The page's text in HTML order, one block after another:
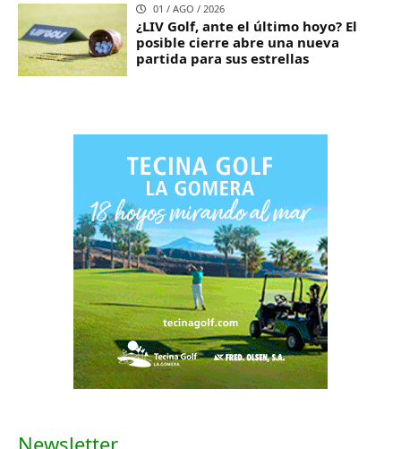
01 / AGO / 2026
¿LIV Golf, ante el último hoyo? El
posible cierre abre una nueva
partida para sus estrellas